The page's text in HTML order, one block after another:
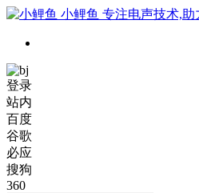
小鲤鱼 专注电声技术,助
登录
站内
百度
谷歌
必应
搜狗
360